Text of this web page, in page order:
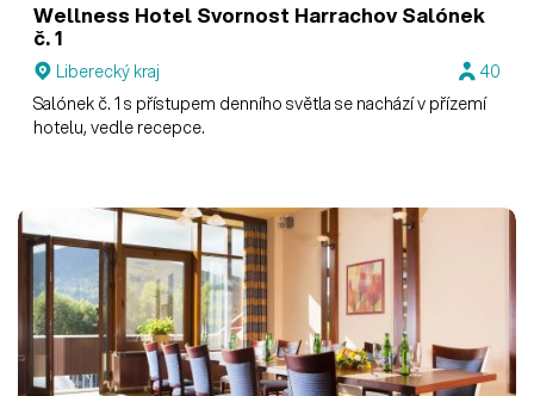
Wellness Hotel Svornost HarrachovSalónek
č. 1
Liberecký kraj
40
Salónek č. 1 s přístupem denního světla se nachází v přízemí
hotelu, vedle recepce.